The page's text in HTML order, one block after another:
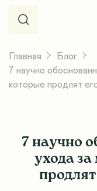
Главная
Блог
7 научно
которые продлят
7 научно
ухода